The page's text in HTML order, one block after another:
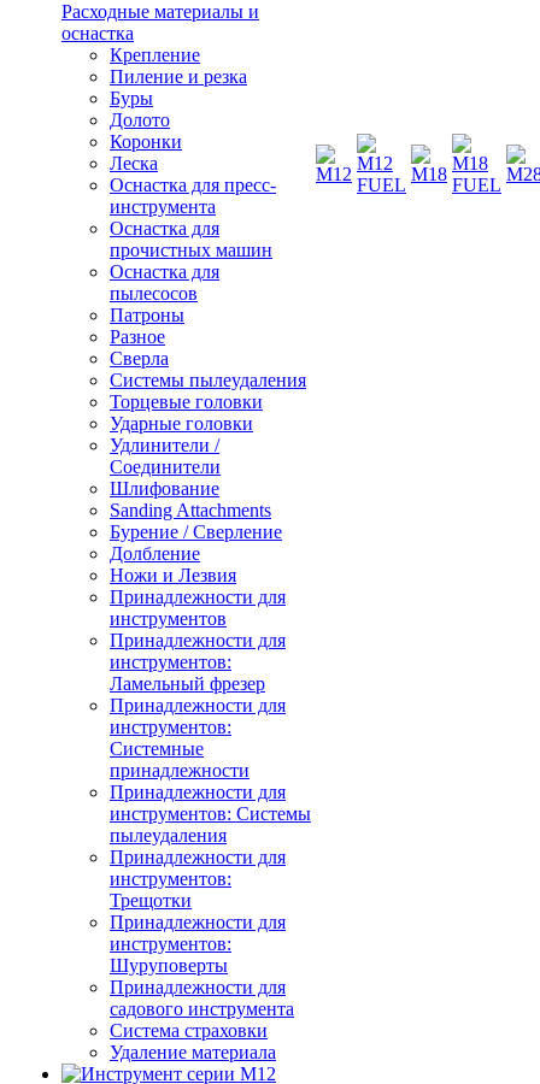
Расходные материалы и
оснастка
Крепление
Пиление и резка
Буры
Долото
Коронки
Леска
Оснастка для пресс-
инструмента
Оснастка для
прочистных машин
Оснастка для
пылесосов
Патроны
Разное
Сверла
Системы пылеудаления
Торцевые головки
Ударные головки
Удлинители /
Соединители
Шлифование
Sanding Attachments
Бурение / Сверление
Долбление
Ножи и Лезвия
Принадлежности для
инструментов
Принадлежности для
инструментов:
Ламельный фрезер
Принадлежности для
инструментов:
Системные
принадлежности
Принадлежности для
инструментов: Системы
пылеудаления
Принадлежности для
инструментов:
Трещотки
Принадлежности для
инструментов:
Шуруповерты
Принадлежности для
садового инструмента
Система страховки
Удаление материала